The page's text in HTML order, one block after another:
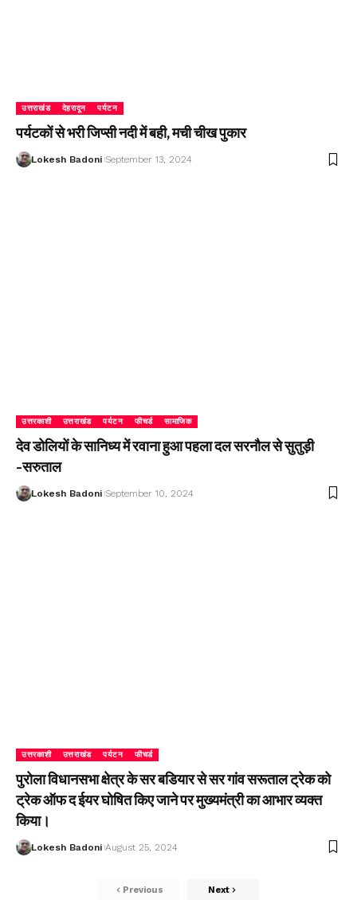
उत्तराखंड देहरादून पर्यटन
पर्यटकों से भरी जिप्सी नदी में बही, मची चीख पुकार
Lokesh Badoni September 13, 2024
उत्तरकाशी उत्तराखंड पर्यटन फीचर्ड सामाजिक
देव डोलियों के सानिध्य में रवाना हुआ पहला दल सरनौल से सुतुड़ी
-सरुताल
Lokesh Badoni September 10, 2024
उत्तरकाशी उत्तराखंड पर्यटन फीचर्ड
पुरोला विधानसभा क्षेत्र के सर बडियार से सर गांव सरूताल ट्रेक को
ट्रेक ऑफ द ईयर घोषित किए जाने पर मुख्यमंत्री का आभार व्यक्त
किया।
Lokesh Badoni August 25, 2024
Previous Next